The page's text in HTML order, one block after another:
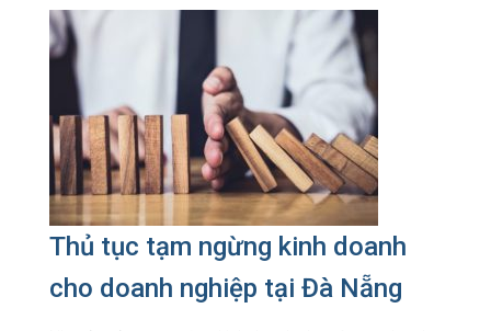
Thủ tục tạm ngừng kinh doanh
cho doanh nghiệp tại Đà Nẵng